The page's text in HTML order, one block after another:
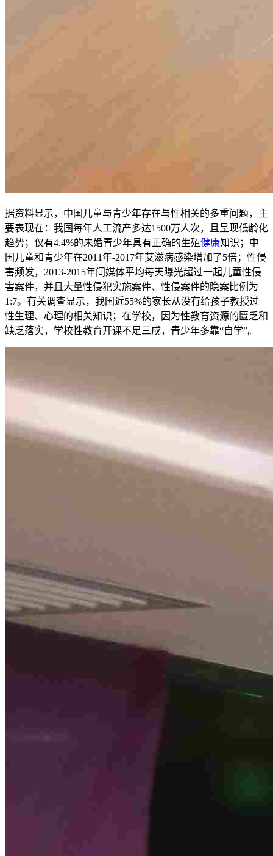
据资料显示，中国儿童与青少年存在与性相关的多重问题，主
要表现在：我国每年人工流产多达1500万人次，且呈现低龄化
趋势；仅有4.4%的未婚青少年具有正确的生殖健康知识；中
国儿童和青少年在2011年-2017年艾滋病感染增加了5倍；性侵
害频发，2013-2015年间媒体平均每天曝光超过一起儿童性侵
害案件，并且大量性侵犯实施案件、性侵案件的隐案比例为
1:7。有关调查显示，我国近55%的家长从没有给孩子教授过
性生理、心理的相关知识；在学校，因为性教育资源的匮乏和
缺乏落实，学校性教育开课不足三成，青少年多靠“自学”。